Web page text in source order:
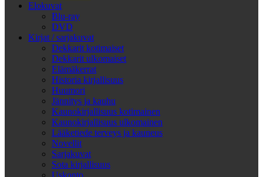
Elokuvat
Blu-ray
DVD
Kirjat / sarjakuvat
Dekkarit kotimaiset
Dekkarit ulkomaiset
Elämäkerrat
Historia kirjallisuus
Huumori
Jännitys ja kauhu
Kaunokirjallisuus kotimainen
Kaunokirjallisuus ulkomainen
Lääketiede terveys ja kauneus
Novellit
Sarjakuvat
Sota kirjallisuus
Uskonto